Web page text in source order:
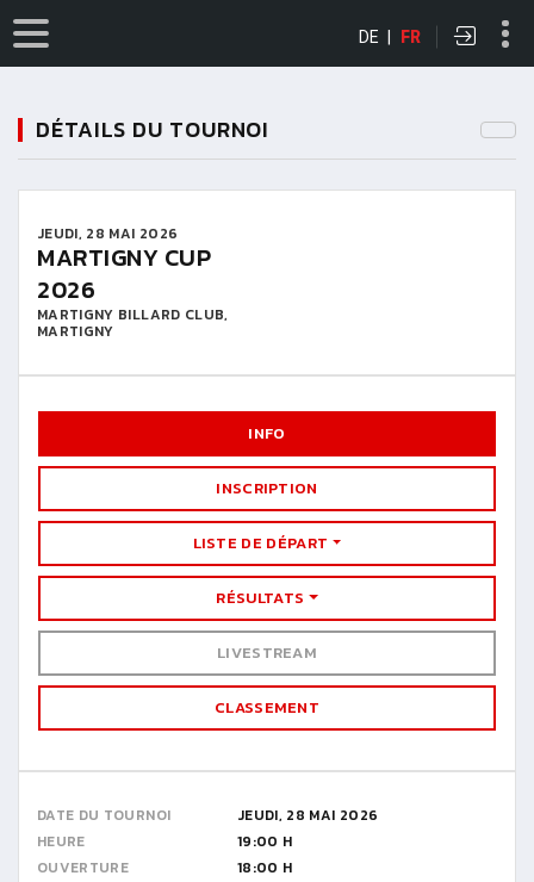
DE | FR
DÉTAILS DU TOURNOI
JEUDI, 28 MAI 2026
MARTIGNY CUP
2026
MARTIGNY BILLARD CLUB,
MARTIGNY
INFO
INSCRIPTION
LISTE DE DÉPART
RÉSULTATS
LIVESTREAM
CLASSEMENT
DATE DU TOURNOI
JEUDI, 28 MAI 2026
HEURE
19:00 H
OUVERTURE
18:00 H